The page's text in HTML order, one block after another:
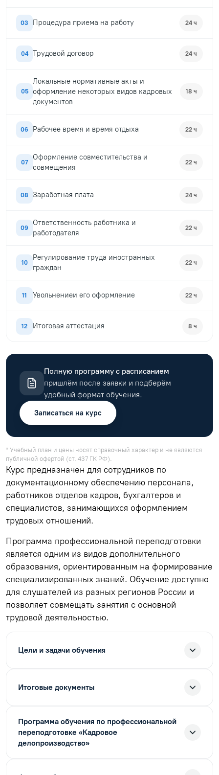
03 Процедура приема на работу 24 ч
04 Трудовой договор 24 ч
05
Локальные нормативные акты и
оформление некоторых видов кадровых
документов
18 ч
06 Рабочее время и время отдыха 22 ч
07
Оформление совместительства и
совмещения
22 ч
08 Заработная плата 24 ч
09
Ответственность работника и
работодателя
22 ч
10
Регулирование труда иностранных
граждан
22 ч
11 Увольнениеи его оформление 22 ч
12 Итоговая аттестация 8 ч
Полную программу с расписанием
пришлём после заявки и подберём
удобный формат обучения.
Записаться на курс
* Учебный план и цены носят справочный характер и не являются
публичной офертой (ст. 437 ГК РФ).
Курс предназначен для сотрудников по
документационному обеспечению персонала,
работников отделов кадров, бухгалтеров и
специалистов, занимающихся оформлением
трудовых отношений.
Программа профессиональной переподготовки
является одним из видов дополнительного
образования, ориентированным на формирование
специализированных знаний. Обучение доступно
для слушателей из разных регионов России и
позволяет совмещать занятия с основной
трудовой деятельностью.
Цели и задачи обучения
Итоговые документы
Программа обучения по профессиональной
переподготовке «Кадровое
делопроизводство»